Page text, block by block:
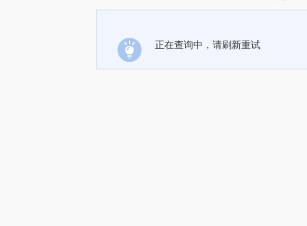
正在查询中，请刷新重试